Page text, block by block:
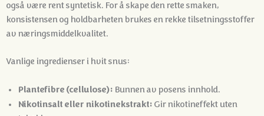
også være rent syntetisk. For å skape den rette smaken,
konsistensen og holdbarheten brukes en rekke tilsetningsstoffer
av næringsmiddelkvalitet.
Vanlige ingredienser i hvit snus:
Plantefibre (cellulose): Bunnen av posens innhold.
Nikotinsalt eller nikotinekstrakt: Gir nikotineffekt uten